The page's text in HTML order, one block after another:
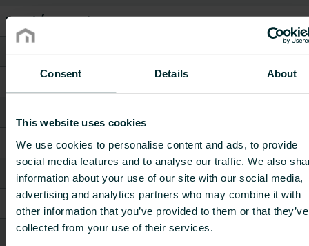
Consent Details About
This website uses cookies
We use cookies to personalise content and ads, to provide
social media features and to analyse our traffic. We also
information about your use of our site with our social media,
advertising and analytics partners who may combine it with
other information that you’ve provided to them or that they’ve
collected from your use of their services.
Malli / Tyyppi
suora
Sopii radiaattoriin
Kyllä
Ilkivaltasuojattu
Kyllä
Sopii lämmitykseen
Kyllä
Säätöelementti
Vahalla täytetty
Säätöalue [°C]
0 - 28
Hystereesi [K]
0.24